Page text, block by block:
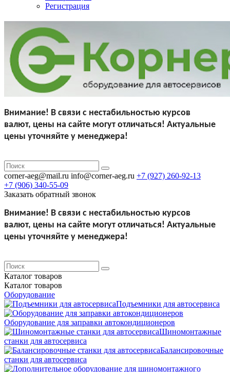
Регистрация
Внимание! В связи с нестабильностью курсов
валют, цены на сайте могут отличаться! Актуальные
цены уточняйте у менеджера!
corner-aeg@mail.ru info@corner-aeg.ru +7 (927) 260-92-13
+7 (906) 340-55-09
Заказать обратный звонок
Внимание! В связи с нестабильностью курсов
валют, цены на сайте могут отличаться! Актуальные
цены уточняйте у менеджера!
Каталог товаров
Каталог товаров
Оборудование
Подъемники для автосервиса
Оборудование для заправки автокондиционеров
Шиномонтажные
станки для автосервиса
Балансировочные
станки для автосервиса